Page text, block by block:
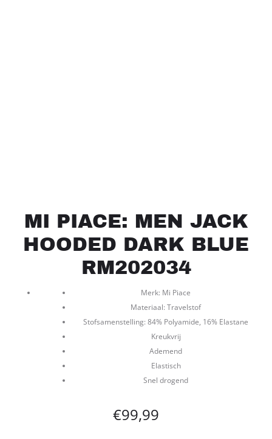
MI PIACE: MEN JACK
HOODED DARK BLUE
RM202034
Merk: Mi Piace
Materiaal: Travelstof
Stofsamenstelling: 84% Polyamide, 16% Elastane
Kreukvrij
Ademend
Elastisch
Snel drogend
€99,99